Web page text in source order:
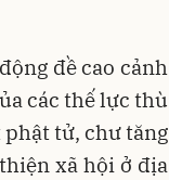
đề cao cảnh
các thế lực thù
tử, chư tăng
xã hội ở địa